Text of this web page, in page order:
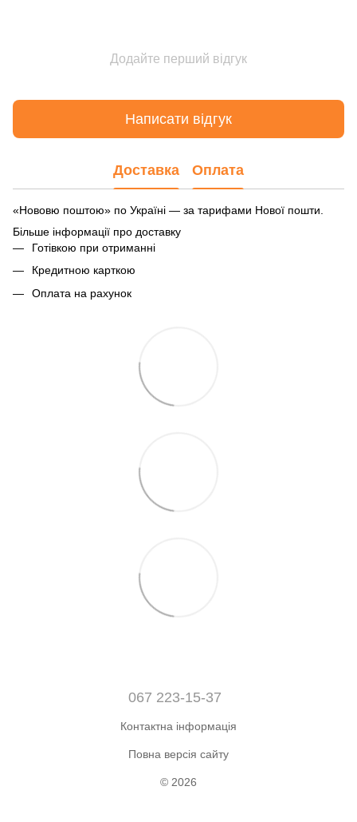
Додайте перший відгук
Написати відгук
Доставка Оплата
«Нововю поштою» по Україні — за тарифами Нової пошти.
Більше інформації про доставку
Готівкою при отриманні
Кредитною карткою
Оплата на рахунок
067 223-15-37
Контактна інформація
Повна версія сайту
© 2026